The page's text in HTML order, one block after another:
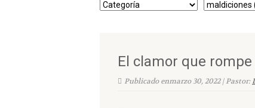
El clamor que
Publicado enmarzo 30, 2022 | Pastor: